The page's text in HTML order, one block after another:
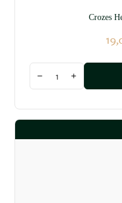
Crozes
Diminuer la quantité
Augmenter